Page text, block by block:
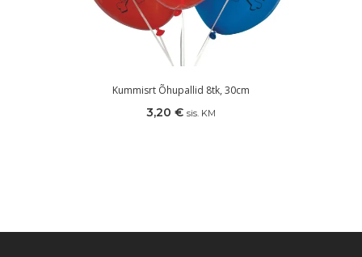
Kummisrt Õhupallid 8tk, 30cm
3,20 € sis. KM